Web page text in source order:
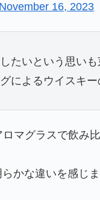
November 16, 2023
たいという思い
によるウイスキ
ロマグラスで飲み
かな違いを感じ